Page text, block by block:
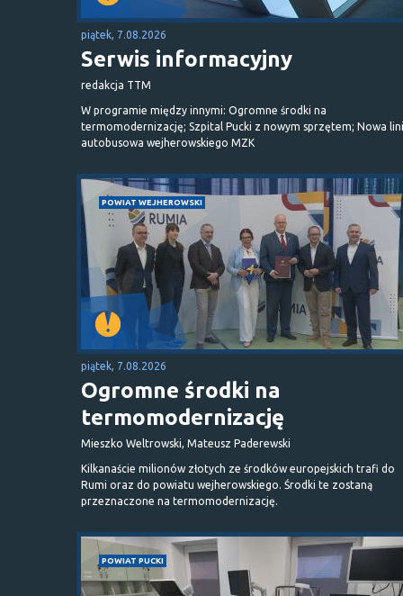
piątek, 7.08.2026
Serwis informacyjny
redakcja TTM
W programie między innymi: Ogromne środki na
termomodernizację; Szpital Pucki z nowym sprzętem; Nowa
autobusowa wejherowskiego MZK
POWIAT WEJHEROWSKI
piątek, 7.08.2026
Ogromne środki na
termomodernizację
Mieszko Weltrowski, Mateusz Paderewski
Kilkanaście milionów złotych ze środków europejskich trafi do
Rumi oraz do powiatu wejherowskiego. Środki te zostaną
przeznaczone na termomodernizację.
POWIAT PUCKI